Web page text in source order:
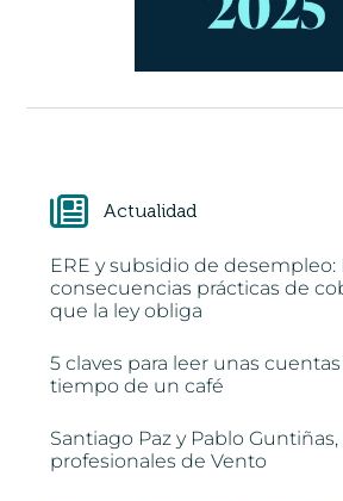
Actualidad
ERE y subsidio de desempleo:
consecuencias prácticas de
que la ley obliga
5 claves para leer unas
tiempo de un café
Santiago Paz y Pablo
profesionales de Vento